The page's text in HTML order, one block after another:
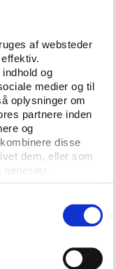
af websteder
og
medier og til
oplysninger om
partnere inden
og
disse
dem, eller som
roller i de
hvordan
rolle.
og en
gennemføres
kommunale
udvalg på
§ 35 stk.
lokale
foreningernes
vil undersøgelsen